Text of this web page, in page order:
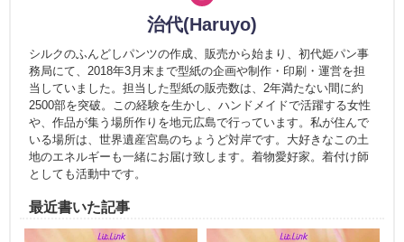
治代(Haruyo)
シルクのふんどしパンツの作成、販売から始まり、初代姫パン事
務局にて、2018年3月末まで型紙の企画や制作・印刷・運営を担
当していました。担当した型紙の販売数は、2年満たない間に約
2500部を突破。この経験を生かし、ハンドメイドで活躍する女性
や、作品が集う場所作りを地元広島で行っています。私が住んで
いる場所は、世界遺産宮島のちょうど対岸です。大好きなこの土
地のエネルギーも一緒にお届け致します。着物愛好家。着付け師
としても活動中です。
最近書いた記事